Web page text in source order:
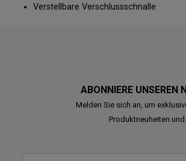
Verstellbare Verschlussschnalle
ABONNIERE UNSEREN
Melden Sie sich an, um
Produktneuheiten